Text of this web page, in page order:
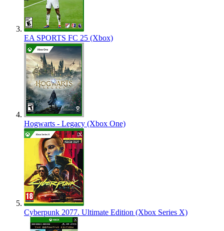
EA SPORTS FC 25 (Xbox)
Hogwarts - Legacy (Xbox One)
Cyberpunk 2077. Ultimate Edition (Xbox Series X)